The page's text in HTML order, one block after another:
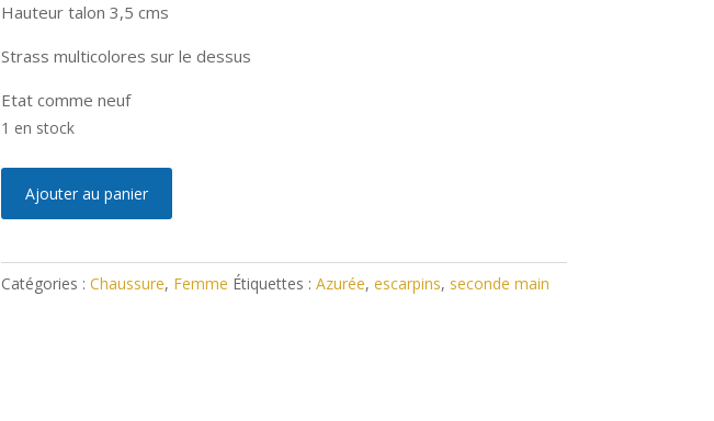
Hauteur talon 3,5 cms
Strass multicolores sur le dessus
Etat comme neuf
1 en stock
Azurée
38
Ajouter au panier
e
r
Catégories : Chaussure, Femme Étiquettes : Azurée, escarpins, seconde main